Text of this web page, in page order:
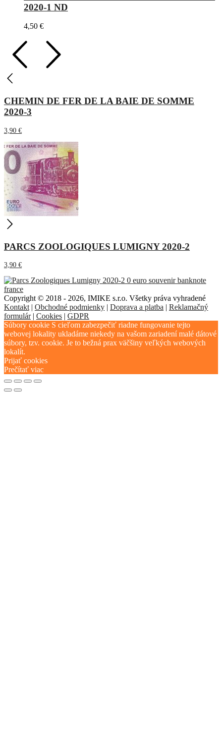
2020-1 ND
4,50 €
CHEMIN DE FER DE LA BAIE DE SOMME
2020-3
3,90 €
PARCS ZOOLOGIQUES LUMIGNY 2020-2
3,90 €
Copyright © 2018 - 2026, IMIKE s.r.o. Všetky práva vyhradené
Kontakt | Obchodné podmienky | Doprava a platba | Reklamačný
formulár| Cookies | GDPR
Súbory cookie S cieľom zabezpečiť riadne fungovanie tejto
webovej lokality ukladáme niekedy na vašom zariadení malé dátové
súbory, tzv. cookie. Je to bežná prax väčšiny veľkých webových
lokalít.
Prijať cookies
Prečítať viac